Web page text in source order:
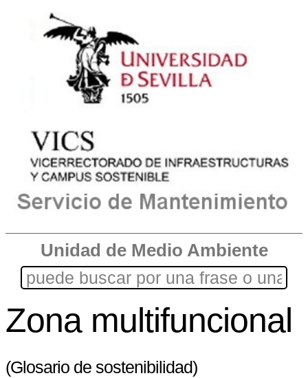
Unidad de Medio Ambiente
Zona multifuncional
(Glosario de sostenibilidad)